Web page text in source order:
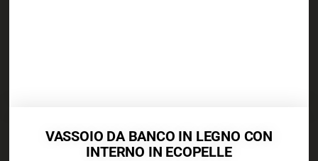
VASSOIO DA BANCO IN LEGNO CON
INTERNO IN ECOPELLE